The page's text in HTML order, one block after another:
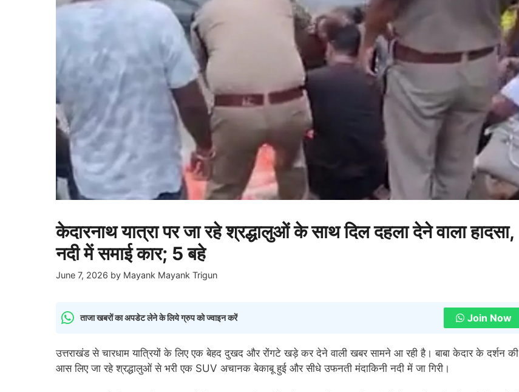
केदारनाथ यात्रा पर जा रहे श्रद्धालुओं के साथ दिल दहला देने वाला हादसा,
नदी में समाई कार; 5 बहे
June 7, 2026 by Mayank Mayank Trigun
ताजा खबरों का अपडेट लेने के लिये ग्रुप को ज्वाइन करें Join Now
उत्तराखंड से चारधाम यात्रियों के लिए एक बेहद दुखद और रोंगटे खड़े कर देने वाली खबर सामने आ रही है। बाबा केदार के दर्शन की
आस लिए जा रहे श्रद्धालुओं से भरी एक SUV अचानक बेकाबू हुई और सीधे उफनती मंदाकिनी नदी में जा गिरी।